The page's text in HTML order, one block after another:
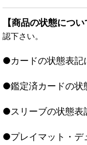
【商品の状態につい
認下さい。
●カードの状態表記
●鑑定済カードの状
●スリーブの状態表
●プレイマット・デ